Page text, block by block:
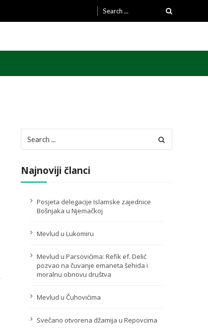
Search
for:
for:
Najnoviji članci
Posjeta delegacije Islamske zajednice
Bošnjaka u Njemačkoj
Mevlud u Lukomiru
Mevlud u Parsovićima: Refik ef. Delić
pozvao na čuvanje emaneta šehida i
moralnu obnovu društva
Mevlud u Čuhovićima
Svečano otvorena džamija u Repovcima